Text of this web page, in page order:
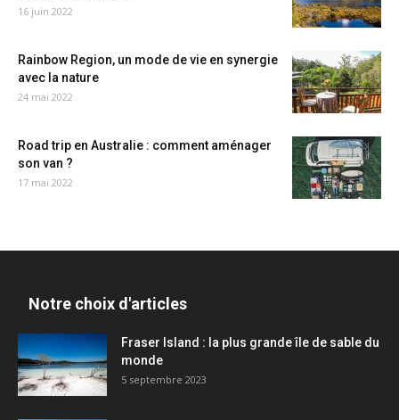
16 juin 2022
Rainbow Region, un mode de vie en synergie
avec la nature
24 mai 2022
Road trip en Australie : comment aménager
son van ?
17 mai 2022
Notre choix d'articles
Fraser Island : la plus grande île de sable du
monde
5 septembre 2023